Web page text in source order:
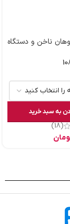
ناخن و دستگاه
به سبد خرید
(18)